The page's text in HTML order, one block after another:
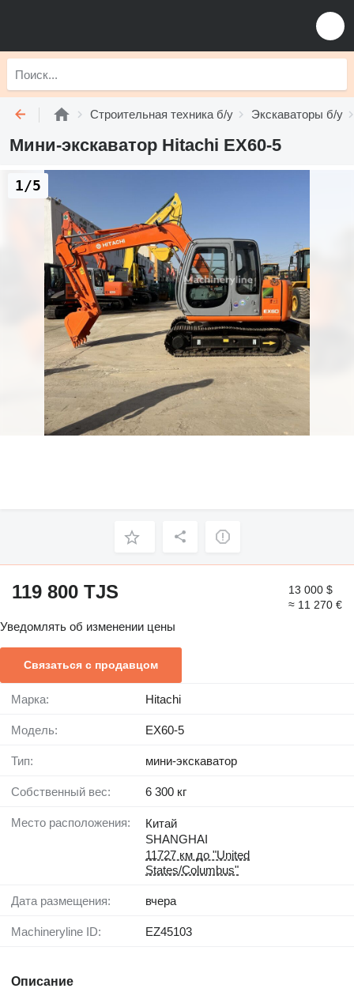
Строительная техника б/у Экскаваторы б/у
Мини-экскаватор Hitachi EX60-5
1/5
119 800 TJS
13 000 $
≈ 11 270 €
Уведомлять об изменении цены
Связаться с продавцом
Марка: Hitachi
Модель: EX60-5
Тип: мини-экскаватор
Собственный вес: 6 300 кг
Место расположения:
Китай
SHANGHAI
11727 км до "United
States/Columbus"
Дата размещения: вчера
Machineryline ID: EZ45103
Описание